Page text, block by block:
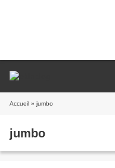
Accueil » jumbo
jumbo